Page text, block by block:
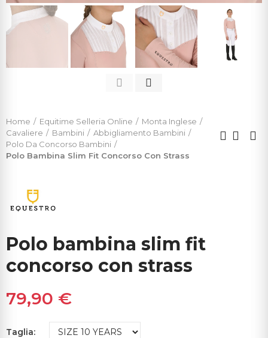
Home Equitime Selleria Online
Monta Inglese
Cavaliere
Bambini
Abbigliamento Bambini
Polo Da Concorso Bambini
Polo Bambina Slim Fit Concorso Con Strass
Polo bambina slim fit
concorso con strass
79,90 €
Taglia